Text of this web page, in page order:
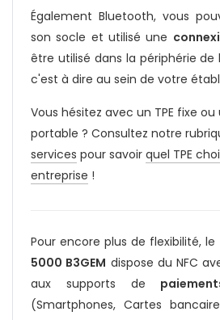
Également Bluetooth, vous
son socle et utilisé une
être utilisé dans la périphérie
c'est à dire au sein de votre
Vous hésitez avec un TPE fixe
portable ? Consultez notre
services pour savoir quel TPE
entreprise !
Pour encore plus de flexibilité, le
5000 B3GEM dispose du NFC
aux supports de
(Smartphones, Cartes